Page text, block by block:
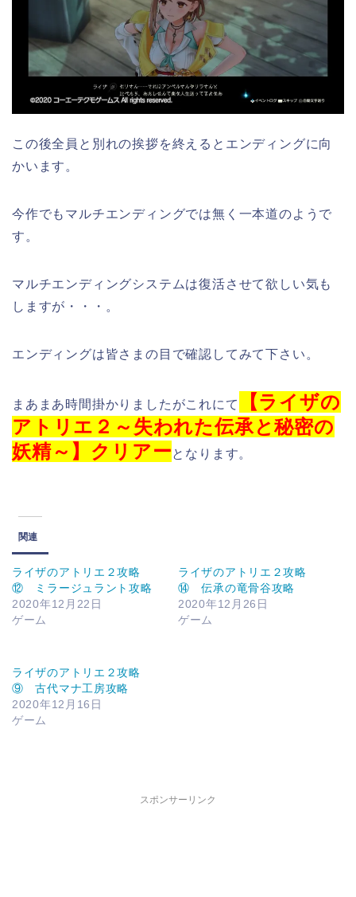
この後全員と別れの挨拶を終えるとエンディングに向
かいます。
今作でもマルチエンディングでは無く一本道のようで
す。
マルチエンディングシステムは復活させて欲しい気も
しますが・・・。
エンディングは皆さまの目で確認してみて下さい。
まあまあ時間掛かりましたがこれにて
【ライザの
アトリエ２～失われた伝承と秘密の
妖精～】クリアーとなります。
関連
ライザのアトリエ２攻略
⑫ ミラージュラント攻略
2020年12月22日
ゲーム
ライザのアトリエ２攻略
⑭ 伝承の竜骨谷攻略
2020年12月26日
ゲーム
ライザのアトリエ２攻略
⑨ 古代マナ工房攻略
2020年12月16日
ゲーム
スポンサーリンク